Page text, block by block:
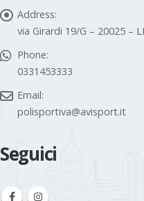
Address:
via Girardi 19/G – 20025 –
Phone:
0331453333
Email:
polisportiva@avisport.it
Seguici